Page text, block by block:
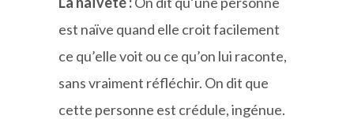
est naïve quand elle croit facilement
ce qu’elle voit ou ce qu’on lui raconte,
sans vraiment réfléchir. On dit que
cette personne est crédule, ingénue.